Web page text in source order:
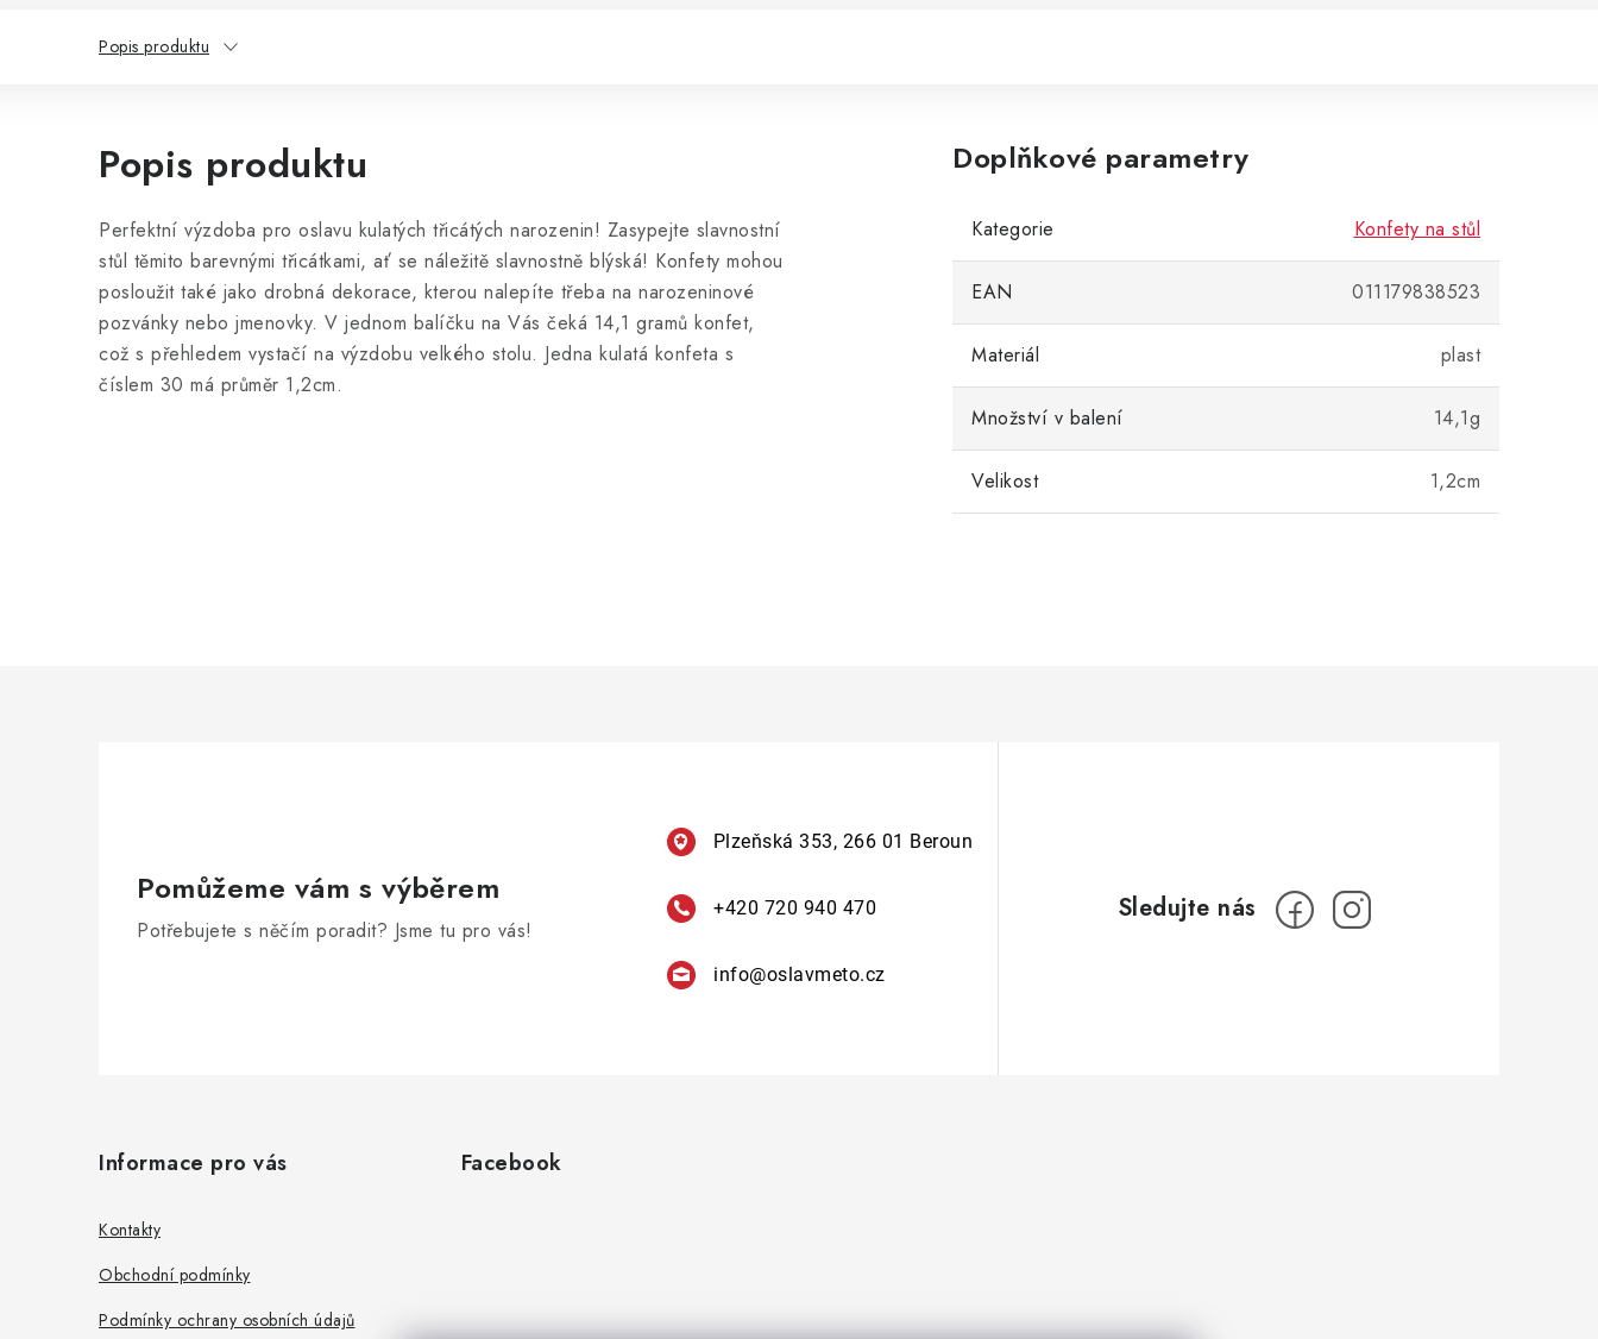
Popis produktu
Popis produktu
Perfektní výzdoba pro oslavu kulatých třicátých narozenin! Zasypejte slavnostní
stůl těmito barevnými třicátkami, ať se náležitě slavnostně blýská! Konfety mohou
posloužit také jako drobná dekorace, kterou nalepíte třeba na narozeninové
pozvánky nebo jmenovky. V jednom balíčku na Vás čeká 14,1 gramů konfet,
což s přehledem vystačí na výzdobu velkého stolu. Jedna kulatá konfeta s
číslem 30 má průměr 1,2cm.
Doplňkové parametry
Kategorie Konfety na stůl
EAN 011179838523
Materiál plast
Množství v balení 14,1g
Velikost 1,2cm
Pomůžeme vám s výběrem
Potřebujete s něčím poradit? Jsme tu pro vás!
Plzeňská 353, 266 01 Beroun
+420 720 940 470
info@oslavmeto.cz
Informace pro vás
Kontakty
Obchodní podmínky
Podmínky ochrany osobních údajů
Facebook